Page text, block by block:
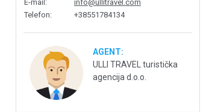
E-mail :
info@ullitravel.com
Telefon: +38551784134
AGENT:
ULLI TRAVEL turistička
agencija d.o.o.